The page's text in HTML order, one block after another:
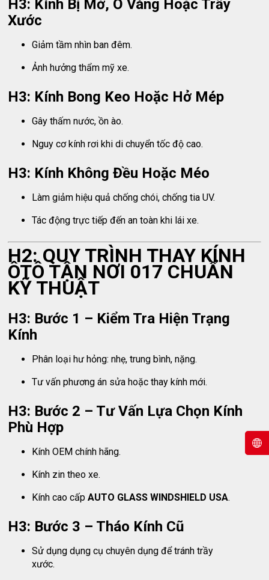
H3: Kính Bị Mờ, Ố Vàng Hoặc Trầy
Xước
Giảm tầm nhìn ban đêm.
Ảnh hưởng thẩm mỹ xe.
H3: Kính Bong Keo Hoặc Hở Mép
Gây thấm nước, ồn ào.
Nguy cơ kính rơi khi di chuyển tốc độ cao.
H3: Kính Không Đều Hoặc Méo
Làm giảm hiệu quả chống chói, chống tia UV.
Tác động trực tiếp đến an toàn khi lái xe.
H2: QUY TRÌNH THAY KÍNH
ÔTÔ TẬN NƠI 017 CHUẨN
KỸ THUẬT
H3: Bước 1 – Kiểm Tra Hiện Trạng
Kính
Phân loại hư hỏng: nhẹ, trung bình, nặng.
Tư vấn phương án sửa hoặc thay kính mới.
H3: Bước 2 – Tư Vấn Lựa Chọn Kính
Phù Hợp
Kính OEM chính hãng.
Kính zin theo xe.
Kính cao cấpAUTO GLASS WINDSHIELD USA.
H3: Bước 3 – Tháo Kính Cũ
Sử dụng dụng cụ chuyên dụng để tránh trầy
xước.